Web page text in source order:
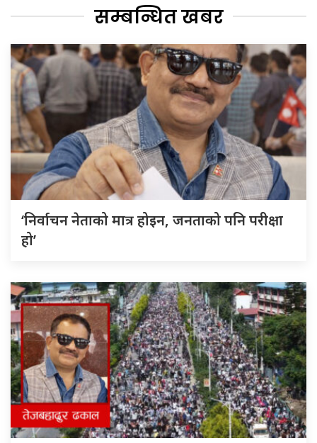
सम्बन्धित खबर
‘निर्वाचन नेताको मात्र होइन, जनताको पनि परीक्षा
हो’